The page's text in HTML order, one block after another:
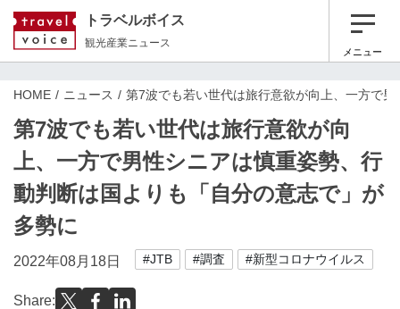
トラベルボイス
観光産業ニュース
メニュー
HOME ニュース 第7波でも若い世代は旅行意欲が向上、一方で
第7波でも若い世代は旅行意欲が向
上、一方で男性シニアは慎重姿勢、行
動判断は国よりも「自分の意志で」が
多勢に
2022年08月18日 #JTB #調査 #新型コロナウイルス
Share: